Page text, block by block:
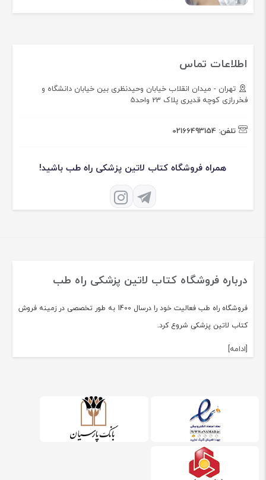
اطلاعات تماس
تهران - میدان انقلاب خیابان وحیدنظری بین خیابان دانشگاه و
فخررازی کوچه قدیری پلاک 23 واحد5
تلفن: 02166493154
همراه فروشگاه کتاب لاتین پزشکی راه طب باشید!
درباره فروشگاه کتاب لاتین پزشکی راه طب
فروشگاه راه طب فعالیت خود را درسال 1400 به طور تخصصی در زمینه فروش
کتاب لاتین پزشکی شروع کرد.
[ادامه]